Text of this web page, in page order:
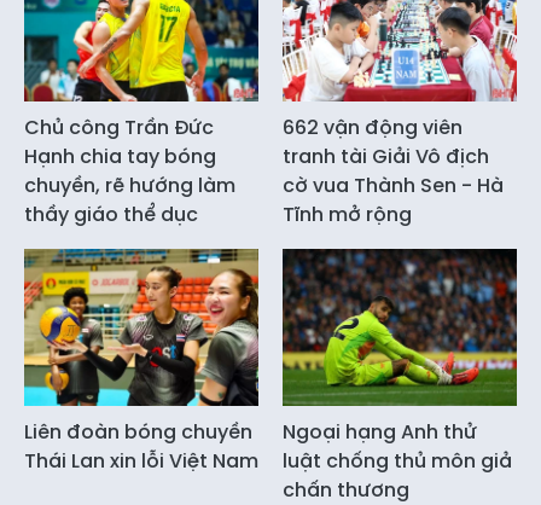
Chủ công Trần Đức
Hạnh chia tay bóng
chuyền, rẽ hướng làm
thầy giáo thể dục
662 vận động viên
tranh tài Giải Vô địch
cờ vua Thành Sen - Hà
Tĩnh mở rộng
Liên đoàn bóng chuyền
Thái Lan xin lỗi Việt Nam
Ngoại hạng Anh thử
luật chống thủ môn giả
chấn thương